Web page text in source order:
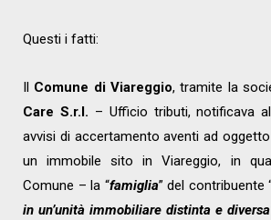
Questi i fatti:
Il Comune di Viareggio, tramite la
Care S.r.l. – Ufficio tributi, notificava
avvisi di accertamento aventi ad
un immobile sito in Viareggio, in
Comune – la “famiglia” del contribuente
in un’unità immobiliare distinta e diversa